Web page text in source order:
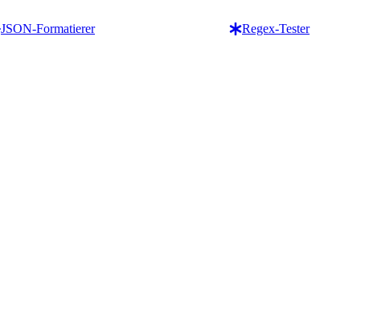
JSON-Formatierer Regex-Tester